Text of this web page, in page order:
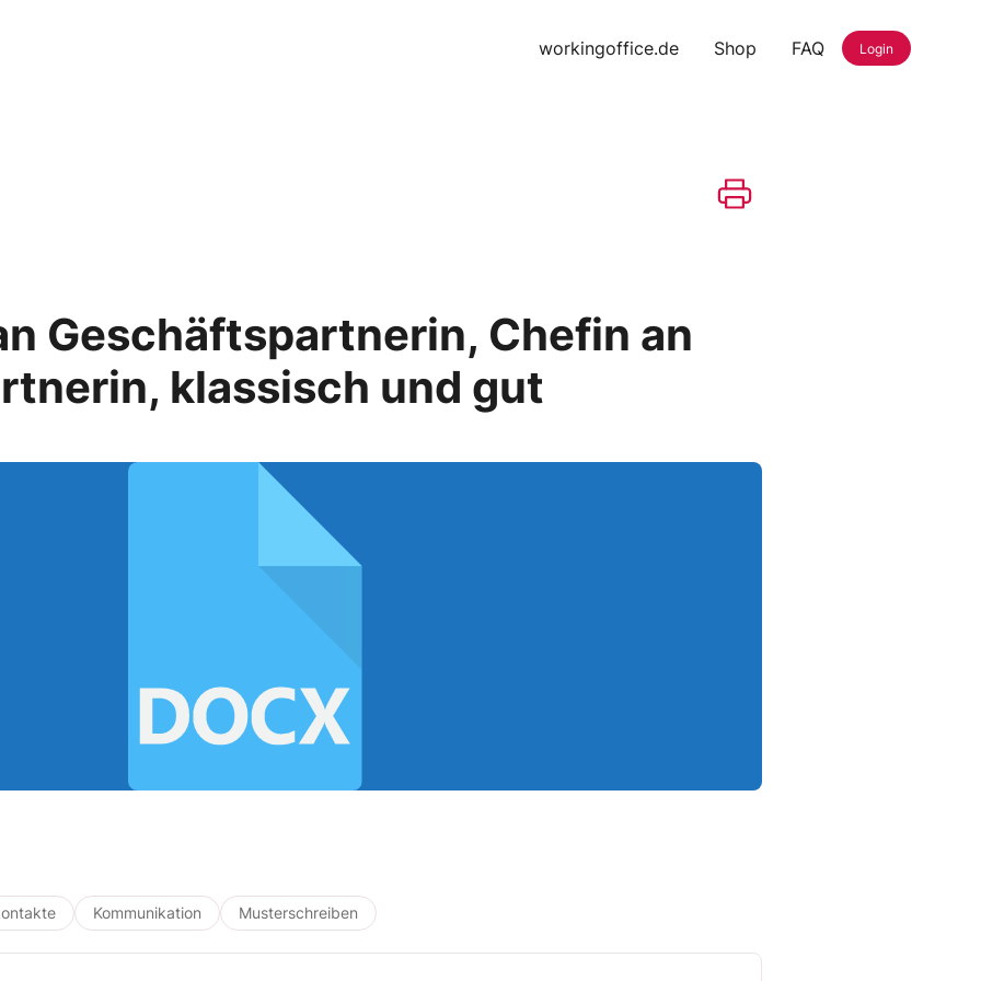
workingoffice.de Shop FAQ Login
Geschäftspartnerin, Chefin an
klassisch und gut
Kommunikation Musterschreiben